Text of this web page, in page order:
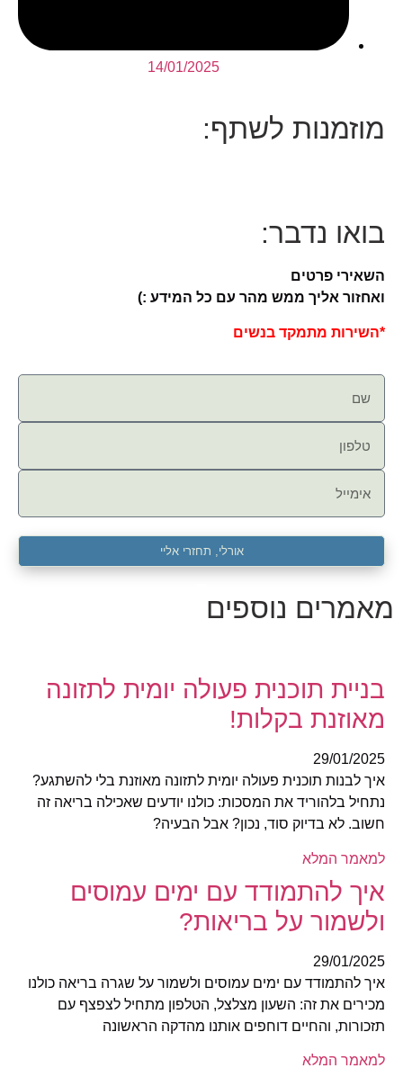
14/01/2025
מוזמנות לשתף:
בואו נדבר:
השאירי פרטים
ואחזור אליך ממש מהר עם כל המידע :)
*השירות מתמקד בנשים
אורלי, תחזרי אליי
מאמרים נוספים
בניית תוכנית פעולה יומית לתזונה
מאוזנת בקלות!
29/01/2025
איך לבנות תוכנית פעולה יומית לתזונה מאוזנת בלי להשתגע?
נתחיל בלהוריד את המסכות: כולנו יודעים שאכילה בריאה זה
חשוב. לא בדיוק סוד, נכון? אבל הבעיה?
למאמר המלא
איך להתמודד עם ימים עמוסים
ולשמור על בריאות?
29/01/2025
איך להתמודד עם ימים עמוסים ולשמור על שגרה בריאה כולנו
מכירים את זה: השעון מצלצל, הטלפון מתחיל לצפצף עם
תזכורות, והחיים דוחפים אותנו מהדקה הראשונה
למאמר המלא